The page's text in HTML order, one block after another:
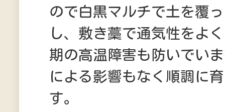
ので白黒マルチで土を覆
し、敷き藁で通気性をよ
期の高温障害も防いでい
による影響もなく順調に
す。